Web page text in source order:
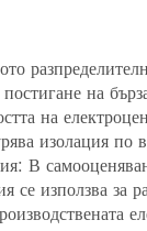
на
на
изолация
В
използва за